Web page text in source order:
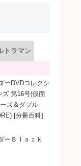
トラマン
ーDVDコレクシ
ズ 第16号(仮面
ズ＆ダブル
[分冊百科]
ーＢｌａｃｋ